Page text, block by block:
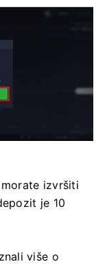
izvršiti
je 10
više o